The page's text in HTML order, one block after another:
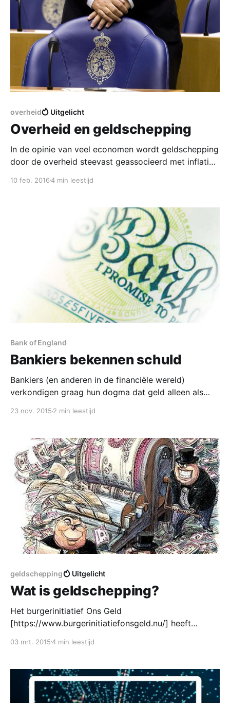
overheid Uitgelicht
Overheid en geldschepping
In de opinie van veel economen wordt geldschepping
door de overheid steevast geassocieerd met inflatie,
gebaseerd. Met betrekking tot de Nederlandse staat
geldschepping door of vanwege de overheid. Ook de
internationale voorbeelden die
10 feb. 20164 min leestijd
Bank of England
Bankiers bekennen schuld
Bankiers (en anderen in de financiële wereld)
verkondigen graag hun dogma dat geld alleen als
verklaren. Het is de legitimering van geldcreatie door
banken nimmer het recht gegeven om zelfstandig
geld te creëren. Dit privilege hebben
23 nov. 2015 2 min leestijd
geldschepping Uitgelicht
Wat is geldschepping?
Het burgerinitiatief Ons Geld
[https://www.burgerinitiatiefonsgeld.nu/] heeft
geldschepping eigenlijk? De Nederlandse Vereniging
burgerinitiatief onlangs een definitie. Maar die
verschilt wezenlijk van wat Stichting Ons Geld met
geldschepping bedoelt. De NVB definieert
03 mrt. 20154 min leestijd